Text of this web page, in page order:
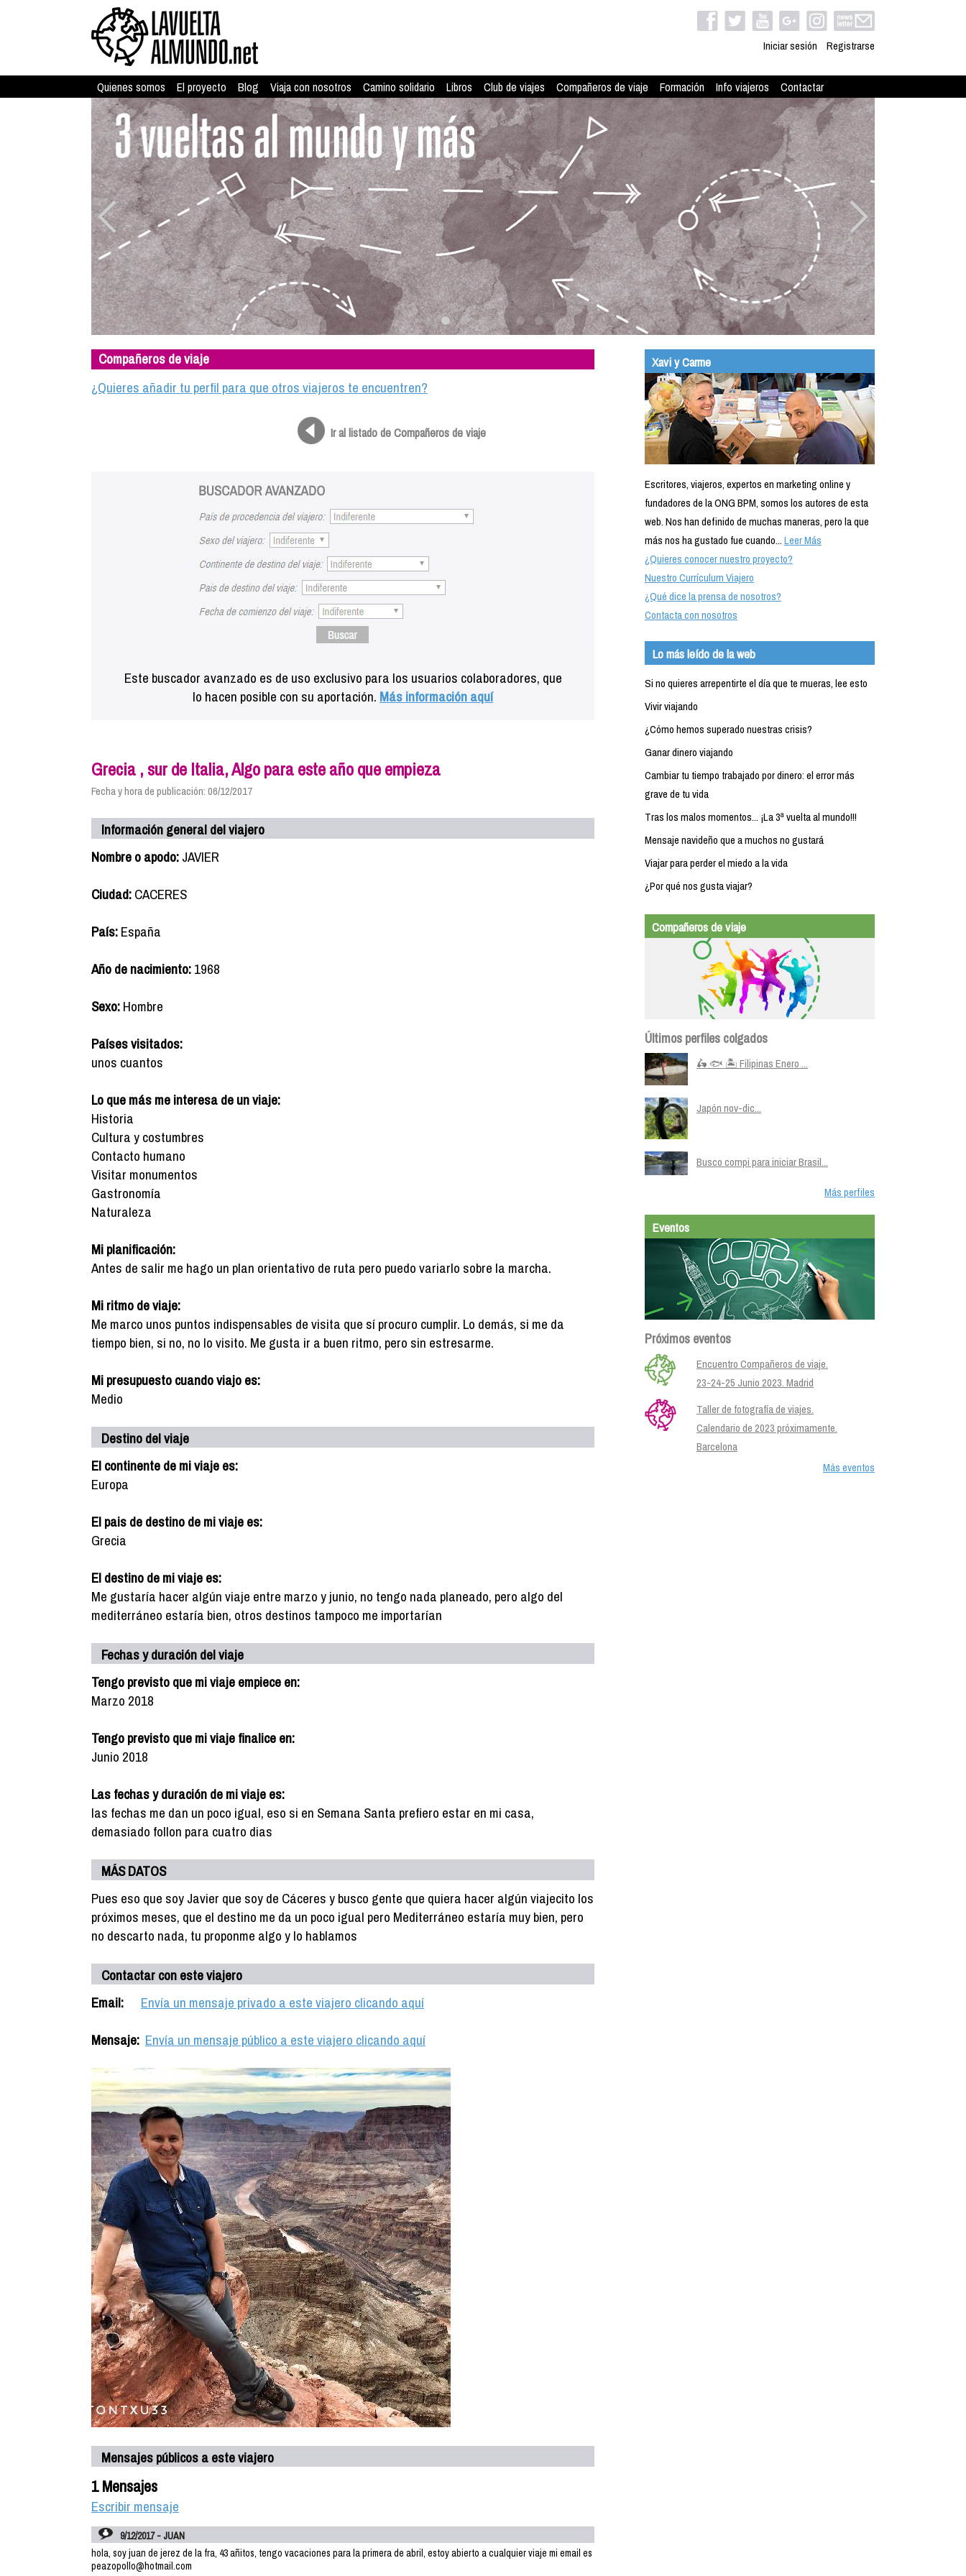
Iniciar sesión Registrarse
Quienes somos El proyecto Blog Viaja con nosotros Camino solidario Libros Club de viajes Compañeros de viaje Formación Info viajeros Contactar
Compañeros de viaje
¿Quieres añadir tu perfil para que otros viajeros te encuentren?
Ir al listado de Compañeros de viaje
Este buscador avanzado es de uso exclusivo para los usuarios colaboradores, que
lo hacen posible con su aportación. Más información aquí
Grecia , sur de Italia, Algo para este año que empieza
Fecha y hora de publicación: 06/12/2017
Información general del viajero
Nombre o apodo:JAVIER
Ciudad:CACERES
País:España
Año de nacimiento:1968
Sexo:Hombre
Países visitados:
unos cuantos
Lo que más me interesa de un viaje:
Historia
Cultura y costumbres
Contacto humano
Visitar monumentos
Gastronomía
Naturaleza
Mi planificación:
Antes de salir me hago un plan orientativo de ruta pero puedo variarlo sobre la marcha.
Mi ritmo de viaje:
Me marco unos puntos indispensables de visita que sí procuro cumplir. Lo demás, si me da
tiempo bien, si no, no lo visito. Me gusta ir a buen ritmo, pero sin estresarme.
Mi presupuesto cuando viajo es:
Medio
Destino del viaje
El continente de mi viaje es:
Europa
El pais de destino de mi viaje es:
Grecia
El destino de mi viaje es:
Me gustaría hacer algún viaje entre marzo y junio, no tengo nada planeado, pero algo del
mediterráneo estaría bien, otros destinos tampoco me importarían
Fechas y duración del viaje
Tengo previsto que mi viaje empiece en:
Marzo 2018
Tengo previsto que mi viaje finalice en:
Junio 2018
Las fechas y duración de mi viaje es:
las fechas me dan un poco igual, eso si en Semana Santa prefiero estar en mi casa,
demasiado follon para cuatro dias
MÁS DATOS
Pues eso que soy Javier que soy de Cáceres y busco gente que quiera hacer algún viajecito los
próximos meses, que el destino me da un poco igual pero Mediterráneo estaría muy bien, pero
no descarto nada, tu proponme algo y lo hablamos
Contactar con este viajero
Email:
Envía un mensaje privado a este viajero clicando aquí
Mensaje: Envía un mensaje público a este viajero clicando aquí
Mensajes públicos a este viajero
1 Mensajes
Escribir mensaje
9/12/2017 - JUAN
hola, soy juan de jerez de la fra, 43 añitos, tengo vacaciones para la primera de abril, estoy abierto a cualquier viaje mi email es
peazopollo@hotmail.com
Xavi y Carme
Escritores, viajeros, expertos en marketing online y
fundadores de la ONG BPM, somos los autores de esta
web. Nos han definido de muchas maneras, pero la que
más nos ha gustado fue cuando...Leer Más
¿Quieres conocer nuestro proyecto?
Nuestro Currículum Viajero
¿Qué dice la prensa de nosotros?
Contacta con nosotros
Lo más leído de la web
Si no quieres arrepentirte el día que te mueras, lee esto
Vivir viajando
¿Cómo hemos superado nuestras crisis?
Ganar dinero viajando
Cambiar tu tiempo trabajado por dinero: el error más
grave de tu vida
Tras los malos momentos... ¡La 3ª vuelta al mundo!!!
Mensaje navideño que a muchos no gustará
Viajar para perder el miedo a la vida
¿Por qué nos gusta viajar?
Compañeros de viaje
Últimos perfiles colgados
🛵 🐟 🏝️ Filipinas Enero ...
Japón nov-dic...
Busco compi para iniciar Brasil...
Más perfiles
Eventos
Próximos eventos
Encuentro Compañeros de viaje.
23-24-25 Junio 2023. Madrid
Taller de fotografía de viajes.
Calendario de 2023 próximamente.
Barcelona
Más eventos